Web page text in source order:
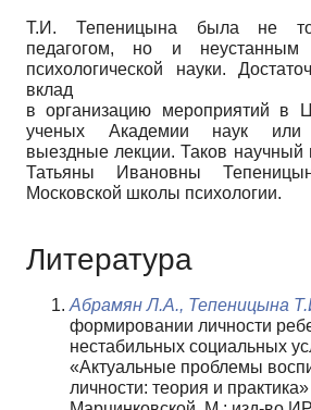
Т.И. Тепеницына была не
педагогом, но и неустанным
психологической науки.
вклад
в организацию мероприятий в
ученых Академии наук или
выездные лекции. Таков научный
Татьяны Ивановны
Московской школы психологии.
Литература
Абрамян Л.А., Тепеницына
формировании личности
нестабильных социальных
«Актуальные проблемы
личности: теория и